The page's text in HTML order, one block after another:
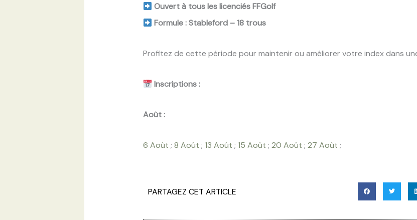
Ouvert à tous les licenciés FFGolf
Formule : Stableford – 18 trous
Profitez de cette période pour maintenir ou améliorer votre index dans
Inscriptions :
Août :
6 Août ; 8 Août ; 13 Août ; 15 Août ; 20 Août ; 27 Août ;
PARTAGEZ CET ARTICLE